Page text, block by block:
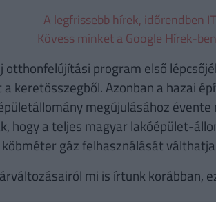
A legfrissebb hírek, időrendben
Kövess minket a Google Hírek-
otthonfelújítási program első
keretösszegből. Azonban a hazai
megújulásához
hogy a teljes magyar lakóépület-
gáz felhasználását
mi is írtunk korábban,